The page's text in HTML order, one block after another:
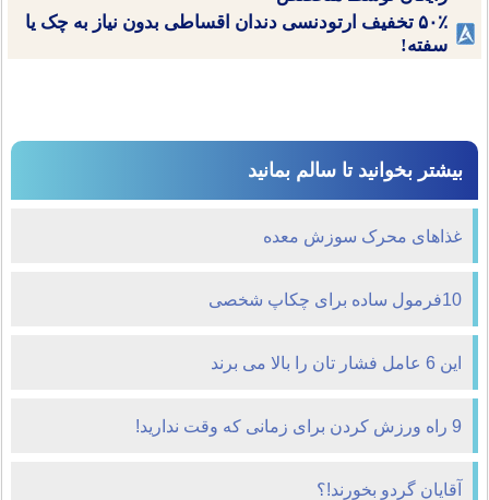
۵۰٪ تخفیف ارتودنسی دندان اقساطی بدون نیاز به چک یا
سفته!
بیشتر بخوانید تا سالم بمانید
غذاهای محرک سوزش معده
10فرمول ساده برای چکاپ شخصی
این 6 عامل فشار تان را بالا می برند
9 راه ورزش کردن برای زمانی که وقت ندارید!
آقایان گردو بخورند!؟